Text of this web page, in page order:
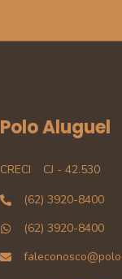
Polo Aluguel
CRECI
CJ - 42.530
(62) 3920-8400
(62) 3920-8400